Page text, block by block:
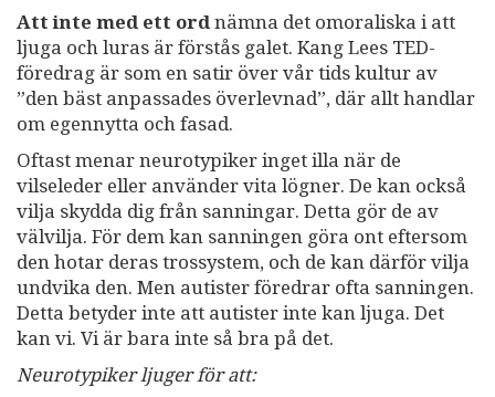
Att inte med ett ord nämna det omoraliska i att
ljuga och luras är förstås galet. Kang Lees TED-
föredrag är som en satir över vår tids kultur av
”den bäst anpassades överlevnad”, där allt handlar
om egennytta och fasad.
Oftast menar neurotypiker inget illa när de
vilseleder eller använder vita lögner. De kan också
vilja skydda dig från sanningar. Detta gör de av
välvilja. För dem kan sanningen göra ont eftersom
den hotar deras trossystem, och de kan därför vilja
undvika den. Men autister föredrar ofta sanningen.
Detta betyder inte att autister inte kan ljuga. Det
kan vi. Vi är bara inte så bra på det.
Neurotypiker ljuger för att: